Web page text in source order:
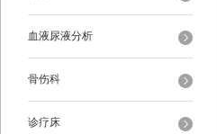
血液尿液分析
骨伤科
诊疗床